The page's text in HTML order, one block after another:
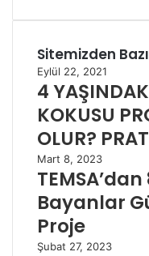
Sitemizden
Eylül 22, 2021
4
KOKUSU
OLUR?
Mart 8, 2023
Bayanlar
Proje
Şubat 27, 2023